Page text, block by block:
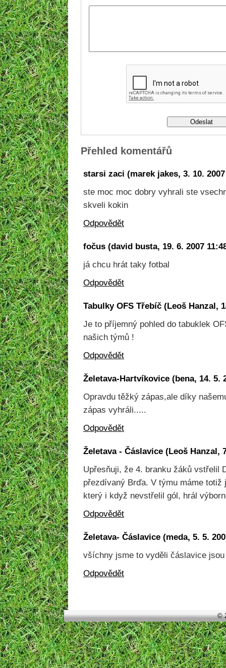
Přehled komentářů
starsi zaci (marek jakes, 3. 10. 2007
ste moc moc dobry vyhrali ste
skveli kokin
Odpovědět
fočus (david busta, 19. 6. 2007
já chcu hrát taky fotbal
Odpovědět
Tabulky OFS Třebíč (Leoš Hanzal,
Je to příjemný pohled do tabuklek
našich týmů !
Odpovědět
Želetava-Hartvíkovice (bena, 14. 5.
Opravdu těžký zápas,ale díky
zápas vyhráli.....
Odpovědět
Želetava - Čáslavice (Leoš Hanzal,
Upřesňuji, že 4. branku žáků vstřelil
přezdívaný Brďa. V týmu máme totiž
který i když nevstřelil gól, hrál
Odpovědět
Želetava- Čáslavice (meda, 5. 5.
všíchny jsme to vyděli čáslavice
Odpovědět
©